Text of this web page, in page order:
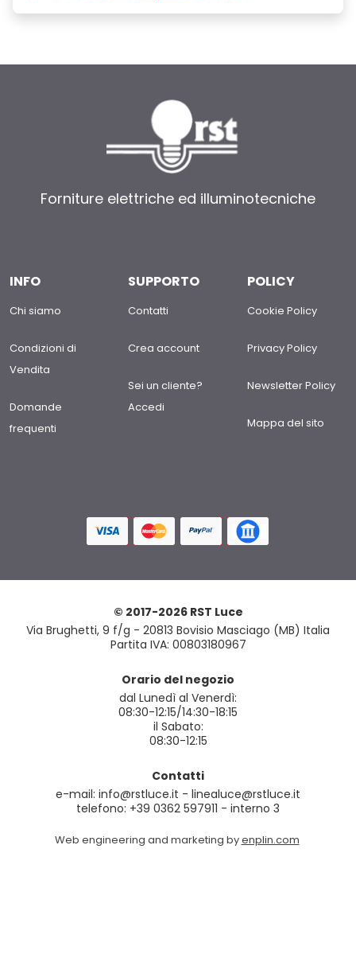
Forniture elettriche ed illuminotecniche
INFO
Chi siamo
Condizioni di
Vendita
Domande
frequenti
SUPPORTO
Contatti
Crea account
Sei un cliente?
Accedi
POLICY
Cookie Policy
Privacy Policy
Newsletter Policy
Mappa del sito
© 2017-2026 RST Luce
Via Brughetti, 9 f/g - 20813 Bovisio Masciago (MB) Italia
Partita IVA: 00803180967
Orario del negozio
dal Lunedì al Venerdì:
08:30-12:15/14:30-18:15
il Sabato:
08:30-12:15
Contatti
e-mail: info@rstluce.it - linealuce@rstluce.it
telefono: +39 0362 597911 - interno 3
Web engineering and marketing byenplin.com